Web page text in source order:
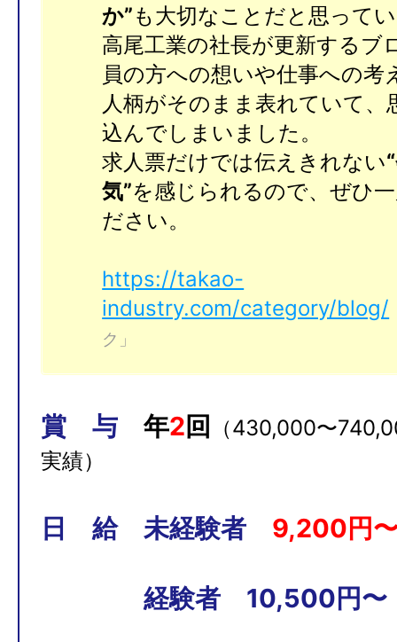
か”も大切なことだと思って
高尾工業の社長が更新するブ
員の方への想いや仕事への考
人柄がそのまま表れていて、
込んでしまいました。
求人票だけでは伝えきれない
気”を感じられるので、ぜひ
ださい。
https://takao-
industry.com/category/blog/
ク」
賞 与 年2回
（430,000〜
実績）
日 給 未経験者 9,200円
経験者 10,500円〜